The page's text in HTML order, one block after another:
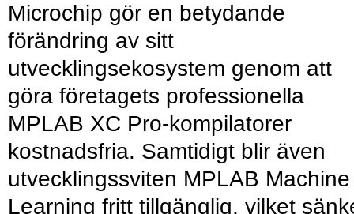
Microchip gör en betydande
förändring av sitt
utvecklingsekosystem genom att
göra företagets professionella
MPLAB XC Pro-kompilatorer
kostnadsfria. Samtidigt blir även
utvecklingssviten MPLAB Machine
Learning fritt tillgänglig, vilket